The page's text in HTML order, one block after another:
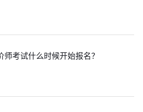
考试什么时候开始报名？